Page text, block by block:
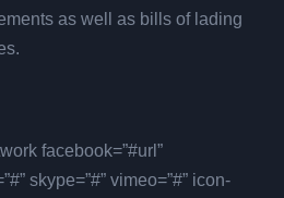
as well as bills of lading
facebook=”#url”
skype=”#” vimeo=”#” icon-